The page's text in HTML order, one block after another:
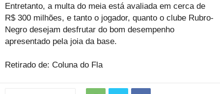
Entretanto, a multa do meia está avaliada em cerca de
R$ 300 milhões, e tanto o jogador, quanto o clube Rubro-
Negro desejam desfrutar do bom desempenho
apresentado pela joia da base.
Retirado de: Coluna do Fla